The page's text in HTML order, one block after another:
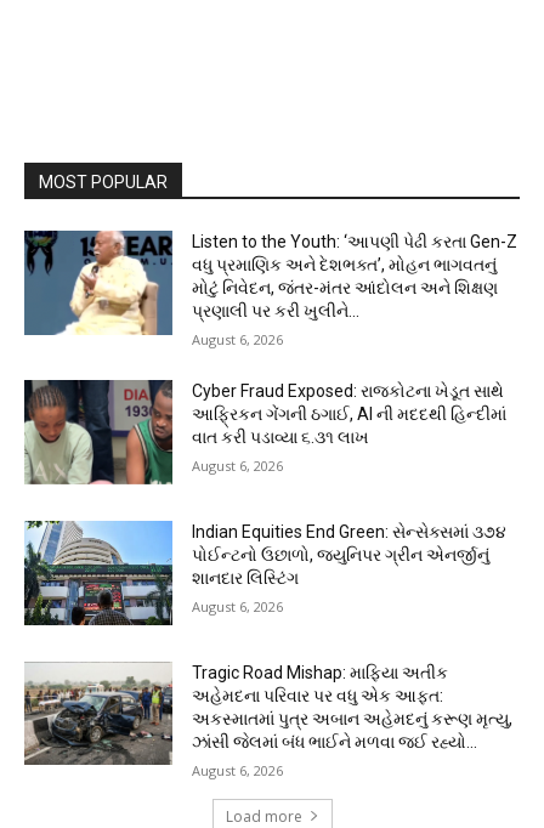
MOST POPULAR
Listen to the Youth: ‘આપણી પેઢી કરતા Gen-Z
વધુ પ્રમાણિક અને દેશભક્ત’, મોહન ભાગવતનું
મોટું નિવેદન, જંતર-મંતર આંદોલન અને શિક્ષણ
પ્રણાલી પર કરી ખુલીને...
August 6, 2026
Cyber Fraud Exposed: રાજકોટના ખેડૂત સાથે
આફ્રિકન ગેંગની ઠગાઈ, AI ની મદદથી હિન્દીમાં
વાત કરી પડાવ્યા ₹૬.૩૧ લાખ
August 6, 2026
Indian Equities End Green: સેન્સેક્સમાં ૩૭૪
પોઈન્ટનો ઉછાળો, જ્યુનિપર ગ્રીન એનર્જીનું
શાનદાર લિસ્ટિંગ
August 6, 2026
Tragic Road Mishap: માફિયા અતીક
અહેમદના પરિવાર પર વધુ એક આફત:
અકસ્માતમાં પુત્ર અબાન અહેમદનું કરૂણ મૃત્યુ,
ઝાંસી જેલમાં બંધ ભાઈને મળવા જઈ રહ્યો...
August 6, 2026
Load more